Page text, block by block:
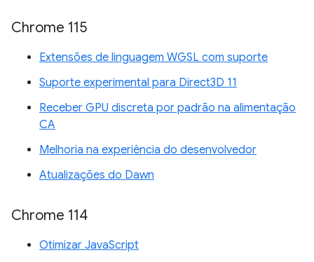
Chrome 115
Extensões de linguagem WGSL com suporte
Suporte experimental para Direct3D 11
Receber GPU discreta por padrão na alimentação
CA
Melhoria na experiência do desenvolvedor
Atualizações do Dawn
Chrome 114
Otimizar JavaScript